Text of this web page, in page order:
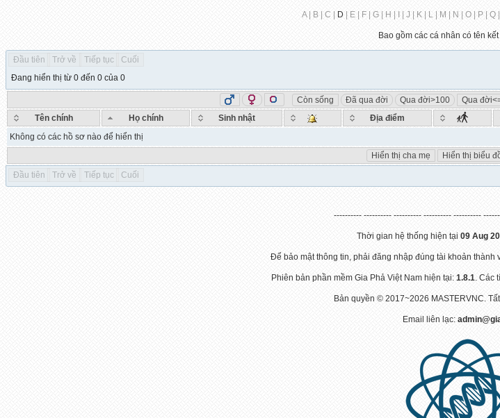
A | B | C | D| E | F | G | H | I | J | K | L | M | N | O | P | Q
Bao gồm các cá nhân có tên
Đầu tiên Trở về Tiếp tục Cuối
Đang hiển thị từ 0 đến 0 của 0
Còn sống Đã qua đời Qua đời>100 Qua
Tên chính
Họ chính Sinh nhật Địa điểm
Hiển thị cha mẹ Hiển thị biểu
Không có các hồ sơ nào để hiển thị
Đầu tiên Trở về Tiếp tục Cuối
---------- ---------- ---------- ---------- ----------
Thời gian hệ thống hiện tại 09 Aug
Để bảo mật thông tin, phải đăng nhập đúng tài khoản
Phiên bản phần mềm Gia Phả Việt Nam hiện tại: 1.8.1. Các
Bản quyền © 2017~2026 MASTERVNC.
Email liên lạc: